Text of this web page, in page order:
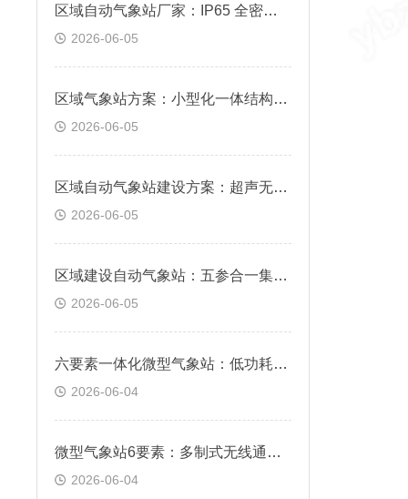
区域自动气象站厂家：IP65 全密封防护，露天野外耐高低温全天候工作
2026-06-05
区域气象站方案：小型化一体结构，简易立杆快速免布线安装
2026-06-05
区域自动气象站建设方案：超声无机械测风，防冻防尘常年稳定监测
2026-06-05
区域建设自动气象站：五参合一集成机身，温湿风压雨量同步采集
2026-06-05
六要素一体化微型气象站：低功耗耐用机身，全天候野外免维护运行
2026-06-04
微型气象站6要素：多制式无线通讯，远程云端实时查看数据
2026-06-04